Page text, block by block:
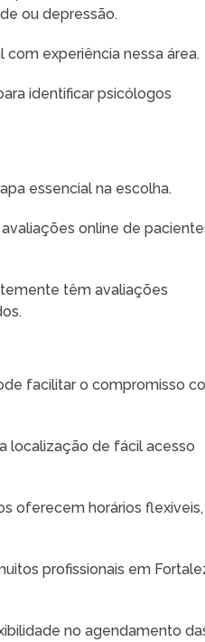
ou depressão.
experiência nessa área.
identificar psicólogos
essencial na escolha.
online de
têm avaliações
facilitar o compromisso
localização de fácil acesso
oferecem horários
profissionais em
no agendamento